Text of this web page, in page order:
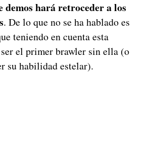
demos hará retroceder a los
. De lo que no se ha hablado es
teniendo en cuenta esta
el primer brawler sin ella (o
su habilidad estelar).